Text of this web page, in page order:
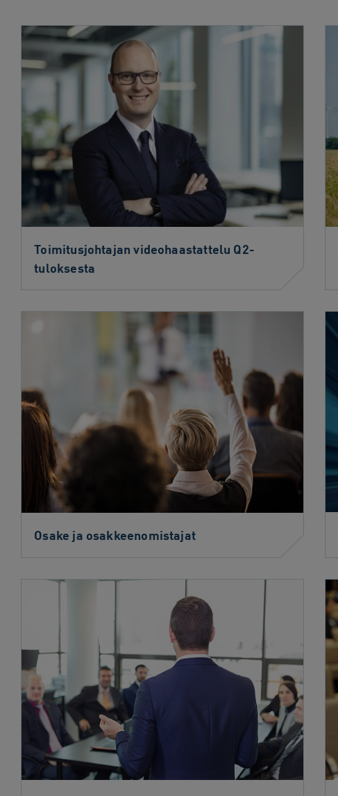
Toimitusjohtajan videohaastattelu Q2-
tuloksesta
Osake ja osakkeenomistajat